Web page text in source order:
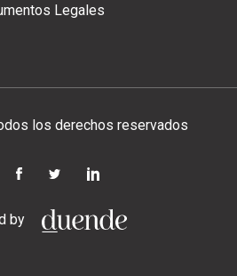
Legales
los derechos reservados
by